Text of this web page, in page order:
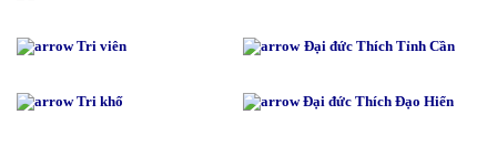
Tri viên Đại đức Thích Tỉnh Cần
Tri khố Đại đức Thích Đạo Hiển